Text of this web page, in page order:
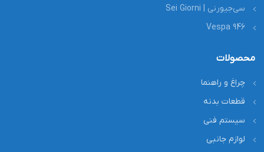
سی‌جیورنی | Sei Giorni
Vespa 946
محصولات
چراغ و راهنما
قطعات بدنه
سیستم فنی
لوازم جانبی